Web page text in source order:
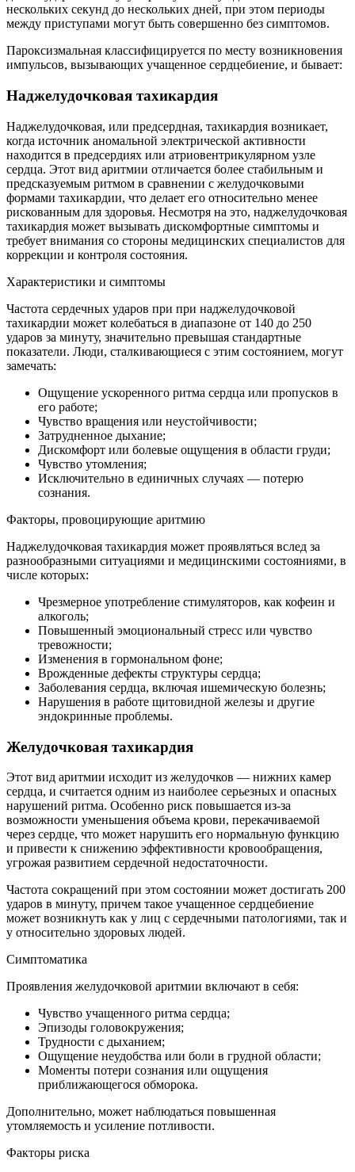
нескольких секунд до нескольких дней, при этом периоды
между приступами могут быть совершенно без симптомов.
Пароксизмальная классифицируется по месту возникновения
импульсов, вызывающих учащенное сердцебиение, и бывает:
Наджелудочковая тахикардия
Наджелудочковая, или предсердная, тахикардия возникает,
когда источник аномальной электрической активности
находится в предсердиях или атриовентрикулярном узле
сердца. Этот вид аритмии отличается более стабильным и
предсказуемым ритмом в сравнении с желудочковыми
формами тахикардии, что делает его относительно менее
рискованным для здоровья. Несмотря на это, наджелудочковая
тахикардия может вызывать дискомфортные симптомы и
требует внимания со стороны медицинских специалистов для
коррекции и контроля состояния.
Характеристики и симптомы
Частота сердечных ударов при при наджелудочковой
тахикардии может колебаться в диапазоне от 140 до 250
ударов за минуту, значительно превышая стандартные
показатели. Люди, сталкивающиеся с этим состоянием, могут
замечать:
Ощущение ускоренного ритма сердца или пропусков в
его работе;
Чувство вращения или неустойчивости;
Затрудненное дыхание;
Дискомфорт или болевые ощущения в области груди;
Чувство утомления;
Исключительно в единичных случаях — потерю
сознания.
Факторы, провоцирующие аритмию
Наджелудочковая тахикардия может проявляться вслед за
разнообразными ситуациями и медицинскими состояниями, в
числе которых:
Чрезмерное употребление стимуляторов, как кофеин и
алкоголь;
Повышенный эмоциональный стресс или чувство
тревожности;
Изменения в гормональном фоне;
Врожденные дефекты структуры сердца;
Заболевания сердца, включая ишемическую болезнь;
Нарушения в работе щитовидной железы и другие
эндокринные проблемы.
Желудочковая тахикардия
Этот вид аритмии исходит из желудочков — нижних камер
сердца, и считается одним из наиболее серьезных и опасных
нарушений ритма. Особенно риск повышается из-за
возможности уменьшения объема крови, перекачиваемой
через сердце, что может нарушить его нормальную функцию
и привести к снижению эффективности кровообращения,
угрожая развитием сердечной недостаточности.
Частота сокращений при этом состоянии может достигать 200
ударов в минуту, причем такое учащенное сердцебиение
может возникнуть как у лиц с сердечными патологиями, так и
у относительно здоровых людей.
Симптоматика
Проявления желудочковой аритмии включают в себя:
Чувство учащенного ритма сердца;
Эпизоды головокружения;
Трудности с дыханием;
Ощущение неудобства или боли в грудной области;
Моменты потери сознания или ощущения
приближающегося обморока.
Дополнительно, может наблюдаться повышенная
утомляемость и усиление потливости.
Факторы риска